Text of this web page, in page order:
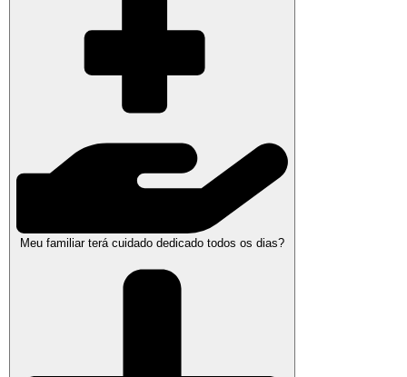
Meu familiar terá cuidado dedicado todos os dias?